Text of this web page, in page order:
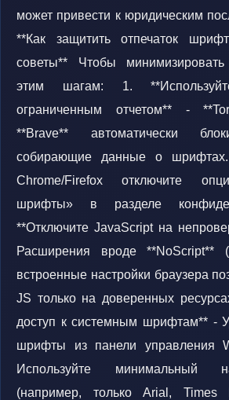
может привести к юридическим
**Как защитить отпечаток
советы** Чтобы
этим шагам: 1.
ограниченным отчетом** -
**Brave** автоматически
собирающие данные о
Chrome/Firefox отключите
шрифты» в разделе
**Отключите JavaScript на
Расширения вроде **NoScript**
встроенные настройки браузера
JS только на доверенных
доступ к системным шрифтам** -
шрифты из панели управления
Используйте минимальный
(например, только Arial,